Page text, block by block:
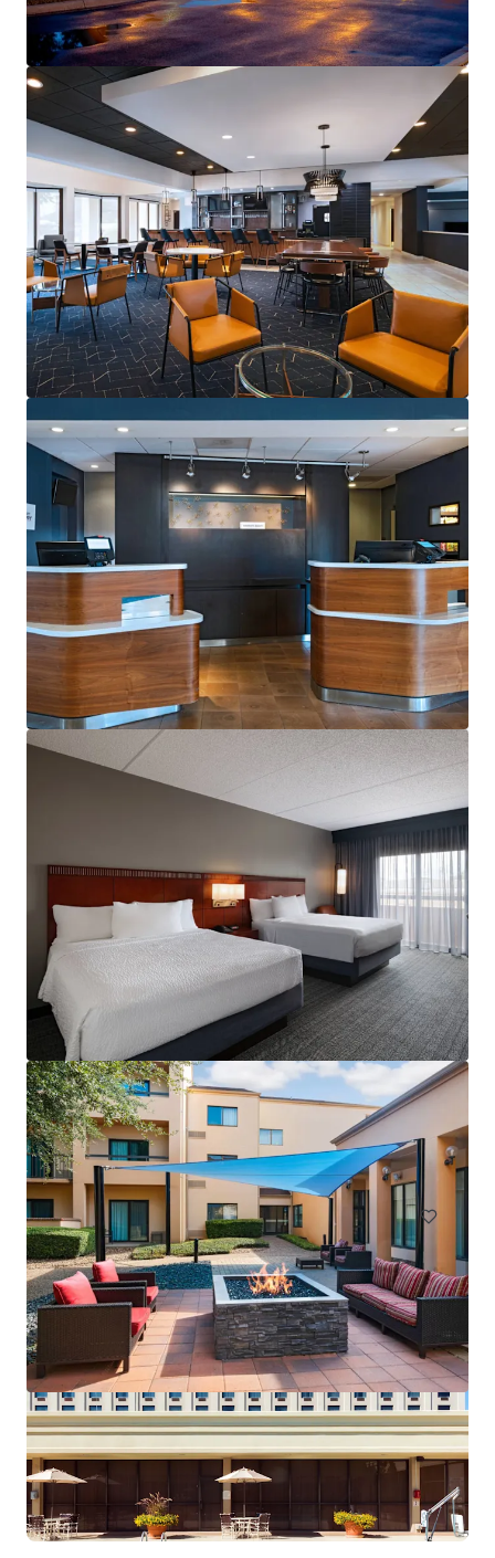
Voir plus
Courtyard San Antonio Airport
8615 Broadway St, San Antonio, TX, 78217-6315, US
145 Unités de mesure
Hôtellerie